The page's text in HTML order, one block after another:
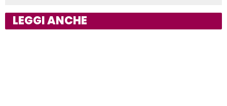
LEGGI ANCHE